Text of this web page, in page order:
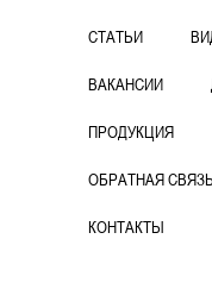
СТАТЬИ
ВАКАНСИИ
ПРОДУКЦИЯ
ОБРАТНАЯ СВЯЗЬ
КОНТАКТЫ